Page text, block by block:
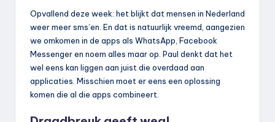
Opvallend deze week: het blijkt dat mensen in Nederland
weer meer sms’en. En dat is natuurlijk vreemd, aangezien
we omkomen in de apps als WhatsApp, Facebook
Messenger en noem alles maar op. Paul denkt dat het
wel eens kan liggen aan juist die overdaad aan
applicaties. Misschien moet er eens een oplossing
komen die al die apps combineert.